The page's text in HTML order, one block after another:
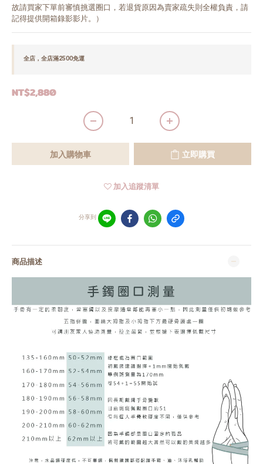
故請買家下單前審慎挑選圈口，若退貨原因為賣家疏失則全權負責，請
記得提供開箱錄影影片。）
全店，全店滿2500免運
NT$2,880
加入購物車 立即購買
加入追蹤清單
分享到
商品描述